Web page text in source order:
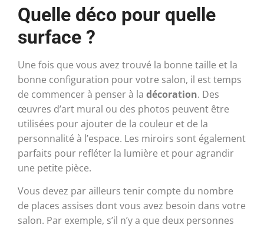
Quelle déco pour quelle
surface ?
Une fois que vous avez trouvé la bonne taille et la
bonne configuration pour votre salon, il est temps
de commencer à penser à la décoration. Des
œuvres d’art mural ou des photos peuvent être
utilisées pour ajouter de la couleur et de la
personnalité à l’espace. Les miroirs sont également
parfaits pour refléter la lumière et pour agrandir
une petite pièce.
Vous devez par ailleurs tenir compte du nombre
de places assises dont vous avez besoin dans votre
salon. Par exemple, s’il n’y a que deux personnes